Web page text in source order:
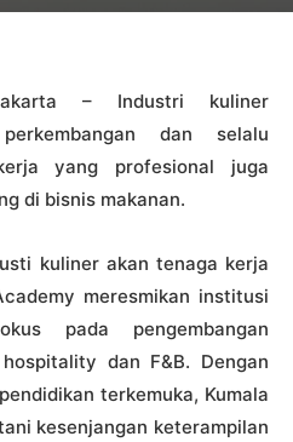
– Industri kuliner
dan selalu
yang profesional juga
di bisnis makanan.
kuliner akan tenaga kerja
meresmikan institusi
pada pengembangan
dan F&B. Dengan
terkemuka, Kumala
kesenjangan keterampilan